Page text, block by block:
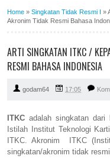
Home » Singkatan Tidak Resmi I »
Akronim Tidak Resmi Bahasa
ARTI SINGKATAN ITKC /
RESMI BAHASA INDONESIA
godam64 17:05
ITKC adalah singkatan dari
Istilah Institut Teknologi
ITKC. Akronim ITKC
singkatan/akronim tidak